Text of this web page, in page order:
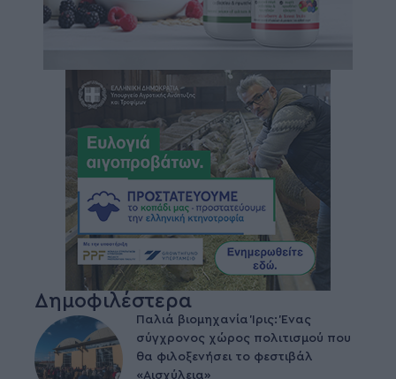
Δημοφιλέστερα
Παλιά βιομηχανία Ίρις: Ένας
σύγχρονος χώρος πολιτισμού που
θα φιλοξενήσει το φεστιβάλ
«Αισχύλεια»